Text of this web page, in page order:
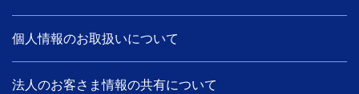
個人情報のお取扱いについて
法人のお客さま情報の共有について